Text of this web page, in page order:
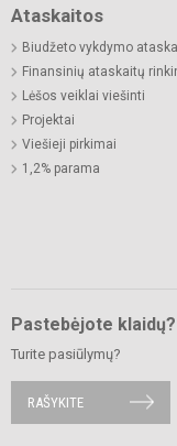
Ataskaitos
Biudžeto vykdymo
Finansinių ataskaitų
Lėšos veiklai viešinti
Projektai
Viešieji pirkimai
1,2% parama
Pastebėjote klaidų?
Turite pasiūlymų?
RAŠYKITE